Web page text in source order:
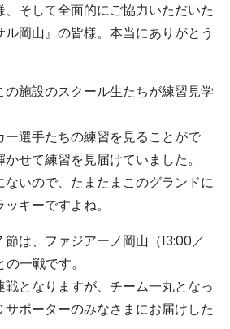
、そして全面的にご協力いただいた
ル岡山』の皆様。本当にありがとう
の施設のスクール生たちが練習見学
選手たちの練習を見ることがで
せて練習を見届けていました。
ないので、たまたまこのグランドに
キーですよね。
は、ファジアーノ岡山（13:00／
一戦です。
となりますが、チーム一丸となっ
ポーターのみなさまにお届けした